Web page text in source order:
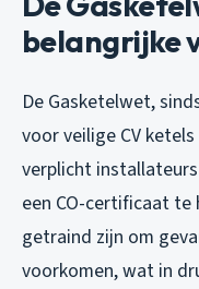
belangrijke
De Gasketelwet,
voor veilige CV
verplicht
een CO-certificaat
getraind zijn om
voorkomen, wat in